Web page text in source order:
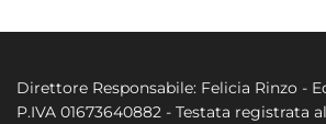
Direttore Responsabile: Felicia Rinzo -
P.IVA 01673640882 - Testata registrata